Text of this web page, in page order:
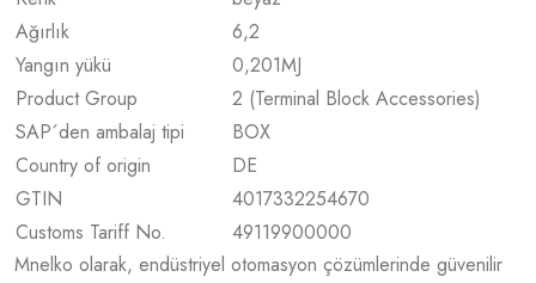
Ağırlık
6,2
Yangın yükü
0,201MJ
Product Group
2 (Terminal Block Accessories)
SAP´den ambalaj tipi
BOX
Country of origin
DE
GTIN
4017332254670
Customs Tariff No.
49119900000
Mnelko olarak, endüstriyel otomasyon çözümlerinde güvenilir